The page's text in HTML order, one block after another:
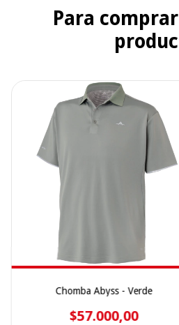
Para
Chomba Abyss - Verde
$57.000,00